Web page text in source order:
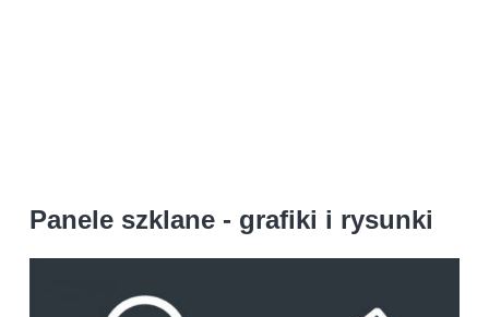
Panele szklane - grafiki i rysunki